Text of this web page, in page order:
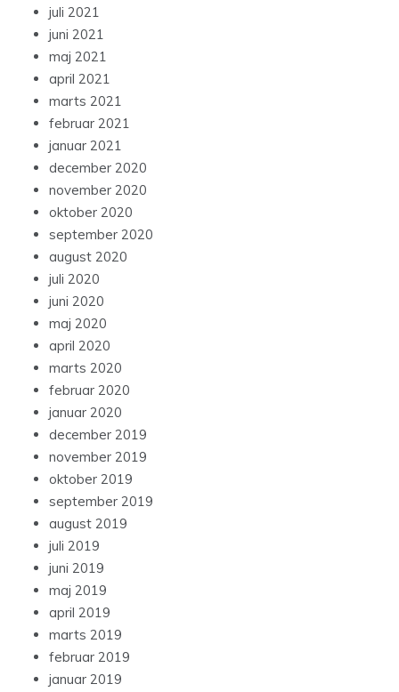
juli 2021
juni 2021
maj 2021
april 2021
marts 2021
februar 2021
januar 2021
december 2020
november 2020
oktober 2020
september 2020
august 2020
juli 2020
juni 2020
maj 2020
april 2020
marts 2020
februar 2020
januar 2020
december 2019
november 2019
oktober 2019
september 2019
august 2019
juli 2019
juni 2019
maj 2019
april 2019
marts 2019
februar 2019
januar 2019